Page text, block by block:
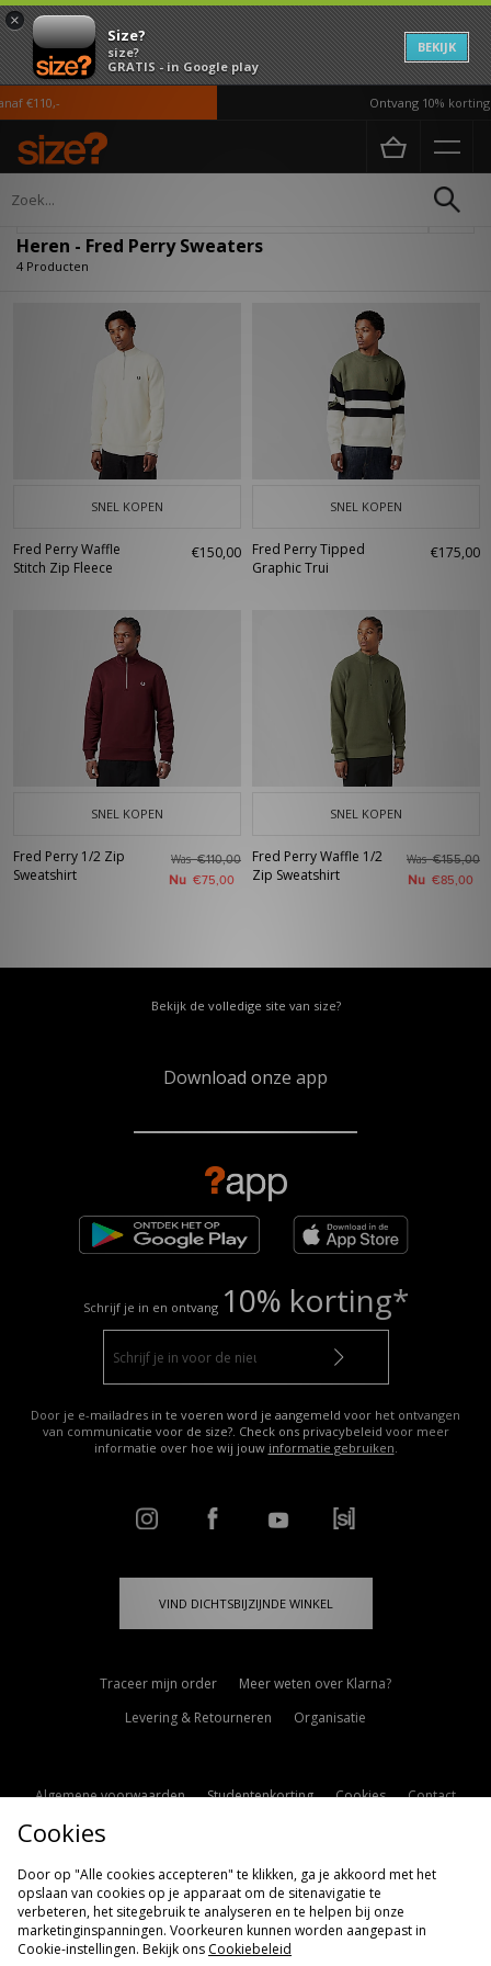
×
Size?
size?
GRATIS - in Google play
BEKIJK
€110,- Ontvang 10% korting
Home Heren
Heren - Fred Perry Sweaters
4 Producten
SNEL KOPEN
Fred Perry Waffle
Stitch Zip Fleece
€150,00
SNEL KOPEN
Fred Perry Tipped
Graphic Trui
€175,00
SNEL KOPEN
Fred Perry 1/2 Zip
Sweatshirt
Was€110,00
Nu €75,00
SNEL KOPEN
Fred Perry Waffle 1/2
Zip Sweatshirt
Was€155,00
Nu €85,00
Bekijk de volledige site van size?
Download onze app
Schrijf je in en ontvang 10% korting*
Door je e-mailadres in te voeren word je aangemeld voor het ontvangen
van communicatie voor de size?. Check ons privacybeleid voor meer
informatie over hoe wij jouw informatie gebruiken.
VIND DICHTSBIJZIJNDE WINKEL
Traceer mijn order
Meer weten over Klarna?
Levering & Retourneren
Organisatie
Algemene voorwaarden Studentenkorting Cookies
Contact
Cookie Instellingen
Cookies
Door op "Alle cookies accepteren" te klikken, ga je akkoord met het
opslaan van cookies op je apparaat om de sitenavigatie te
verbeteren, het sitegebruik te analyseren en te helpen bij onze
marketinginspanningen. Voorkeuren kunnen worden aangepast in
Cookie-instellingen. Bekijk ons Cookiebeleid